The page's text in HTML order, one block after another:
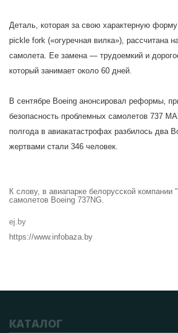
Деталь, которая за свою характерную
pickle fork («огуречная вилка»), рассчитана
самолета. Ее замена — трудоемкий и
который занимает около 60 дней.
В сентябре Boeing анонсировал реформы,
безопасность проблемных самолетов 737
полгода в авиакатастрофах разбилось два
жертвами стали 346 человек.
К слову, в авиапарке белорусской компании
самолетов Boeing 737NG.
ej.by
https://www.infobaza.by
КАТАЛОГ